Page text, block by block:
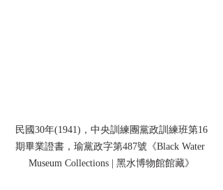
民國30年(1941)，中央訓練團黨政訓練班第16
期畢業證書，瑜黨政字第487號《Black Water
Museum Collections | 黑水博物館館藏》